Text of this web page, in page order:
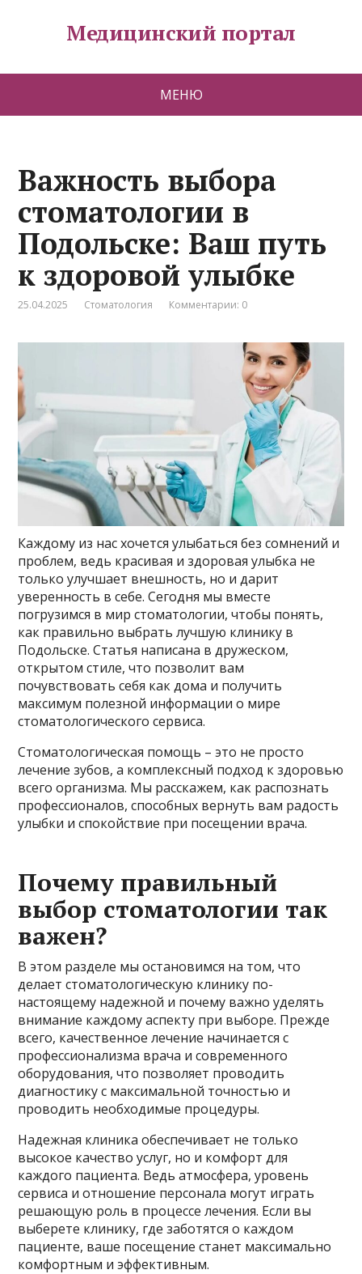
Медицинский портал
МЕНЮ
Важность выбора
стоматологии в
Подольске: Ваш путь
к здоровой улыбке
25.04.2025 Стоматология Комментарии: 0
Каждому из нас хочется улыбаться без сомнений и
проблем, ведь красивая и здоровая улыбка не
только улучшает внешность, но и дарит
уверенность в себе. Сегодня мы вместе
погрузимся в мир стоматологии, чтобы понять,
как правильно выбрать лучшую клинику в
Подольске. Статья написана в дружеском,
открытом стиле, что позволит вам
почувствовать себя как дома и получить
максимум полезной информации о мире
стоматологического сервиса.
Стоматологическая помощь – это не просто
лечение зубов, а комплексный подход к здоровью
всего организма. Мы расскажем, как распознать
профессионалов, способных вернуть вам радость
улыбки и спокойствие при посещении врача.
Почему правильный
выбор стоматологии так
важен?
В этом разделе мы остановимся на том, что
делает стоматологическую клинику по-
настоящему надежной и почему важно уделять
внимание каждому аспекту при выборе. Прежде
всего, качественное лечение начинается с
профессионализма врача и современного
оборудования, что позволяет проводить
диагностику с максимальной точностью и
проводить необходимые процедуры.
Надежная клиника обеспечивает не только
высокое качество услуг, но и комфорт для
каждого пациента. Ведь атмосфера, уровень
сервиса и отношение персонала могут играть
решающую роль в процессе лечения. Если вы
выберете клинику, где заботятся о каждом
пациенте, ваше посещение станет максимально
комфортным и эффективным.